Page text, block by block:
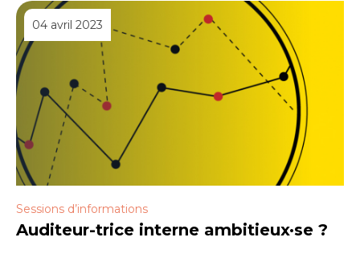
04 avril 2023
Sessions d’informations
Auditeur-trice interne ambitieux·se ?